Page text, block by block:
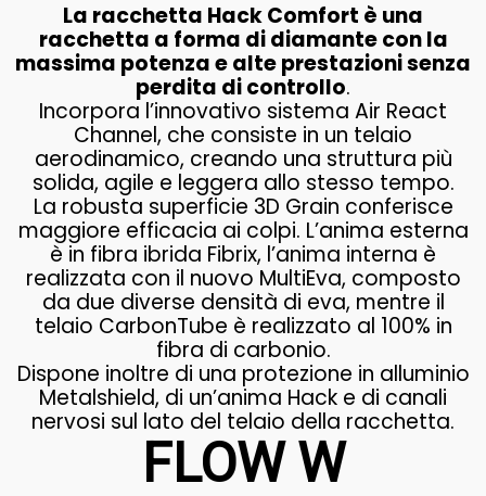
La racchetta Hack Comfort è una
racchetta a forma di diamante con la
massima potenza e alte prestazioni senza
perdita di controllo.
Incorpora l’innovativo sistema Air React
Channel, che consiste in un telaio
aerodinamico, creando una struttura più
solida, agile e leggera allo stesso tempo.
La robusta superficie 3D Grain conferisce
maggiore efficacia ai colpi. L’anima esterna
è in fibra ibrida Fibrix, l’anima interna è
realizzata con il nuovo MultiEva, composto
da due diverse densità di eva, mentre il
telaio CarbonTube è realizzato al 100% in
fibra di carbonio.
Dispone inoltre di una protezione in alluminio
Metalshield, di un’anima Hack e di canali
nervosi sul lato del telaio della racchetta.
FLOW W